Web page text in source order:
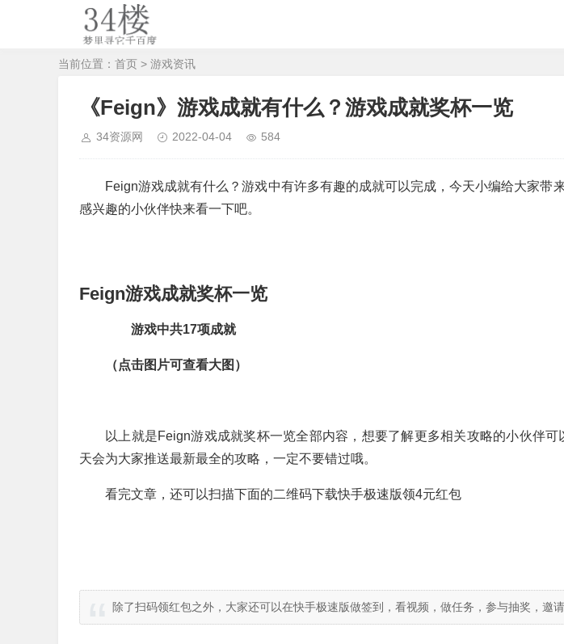
当前位置： 首页 > 游戏资讯
《Feign》游戏成就有什么？游戏成就奖杯一览
34资源网 2022-04-04 584
Feign游戏成就有什么？游戏中有许多有趣的成就可以完成，今天小编给大家带
感兴趣的小伙伴快来看一下吧。
Feign游戏成就奖杯一览
游戏中共17项成就
（点击图片可查看大图）
以上就是Feign游戏成就奖杯一览全部内容，想要了解更多相关攻略的小伙伴
天会为大家推送最新最全的攻略，一定不要错过哦。
看完文章，还可以扫描下面的二维码下载快手极速版领4元红包
除了扫码领红包之外，大家还可以在快手极速版做签到，看视频，做任务，参与抽奖，邀请